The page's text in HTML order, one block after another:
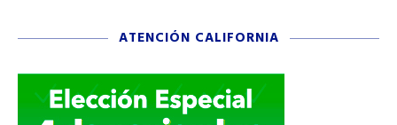
ATENCIÓN CALIFORNIA